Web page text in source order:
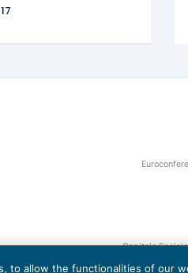
Capitale
to allow the functionalities of our